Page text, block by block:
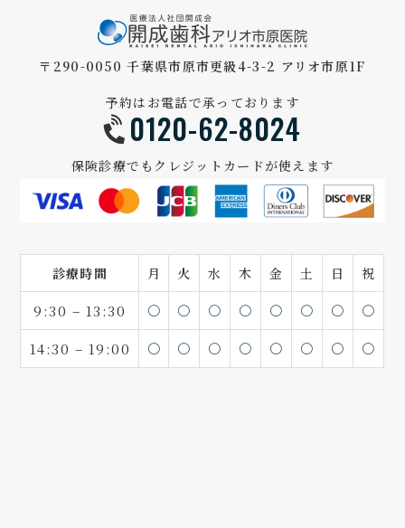
〒290-0050 千葉県市原市更級4-3-2 アリオ市原1F
予約はお電話で承っております
0120-62-8024
保険診療でもクレジットカードが使えます
診療時間 月 火 水 木 金 土 日 祝
9:30 – 13:30 〇 〇 〇 〇 〇 〇 〇 〇
14:30 – 19:00 〇 〇 〇 〇 〇 〇 〇 〇